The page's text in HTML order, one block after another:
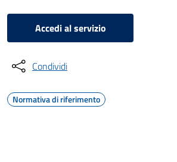
Accedi al servizio
Condividi
Normativa di riferimento